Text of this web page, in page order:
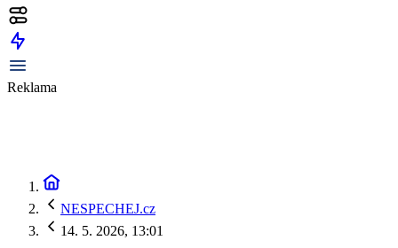
Reklama
NESPECHEJ.cz
14. 5. 2026, 13:01